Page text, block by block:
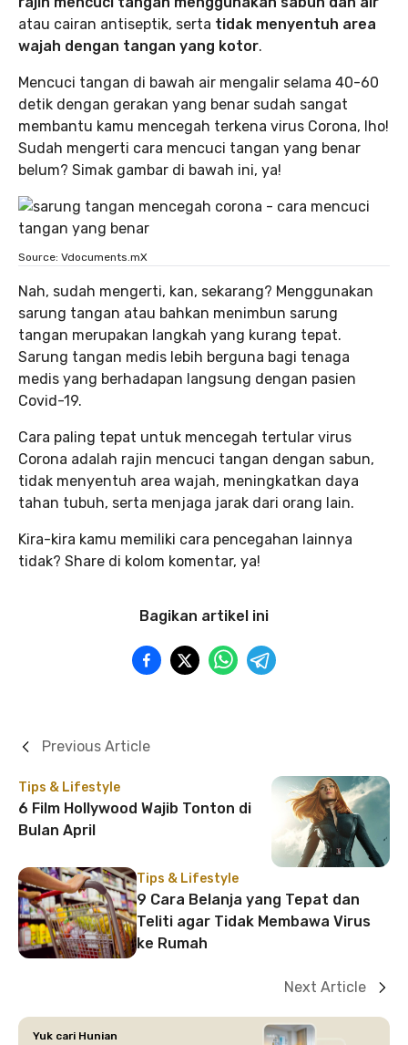
atau cairan antiseptik, serta tidak menyentuh area
wajah dengan tangan yang kotor.
Mencuci tangan di bawah air mengalir selama 40-60
detik dengan gerakan yang benar sudah sangat
membantu kamu mencegah terkena virus Corona, lho!
Sudah mengerti cara mencuci tangan yang benar
belum? Simak gambar di bawah ini, ya!
Source: Vdocuments.mX
Nah, sudah mengerti, kan, sekarang? Menggunakan
sarung tangan atau bahkan menimbun sarung
tangan merupakan langkah yang kurang tepat.
Sarung tangan medis lebih berguna bagi tenaga
medis yang berhadapan langsung dengan pasien
Covid-19.
Cara paling tepat untuk mencegah tertular virus
Corona adalah rajin mencuci tangan dengan sabun,
tidak menyentuh area wajah, meningkatkan daya
tahan tubuh, serta menjaga jarak dari orang lain.
Kira-kira kamu memiliki cara pencegahan lainnya
tidak? Share di kolom komentar, ya!
Bagikan artikel ini
Tips & Lifestyle
6 Film Hollywood Wajib Tonton di
Bulan April
Previous Article
Tips & Lifestyle
9 Cara Belanja yang Tepat dan
Teliti agar Tidak Membawa Virus
ke Rumah
Next Article
Yuk cari Hunian